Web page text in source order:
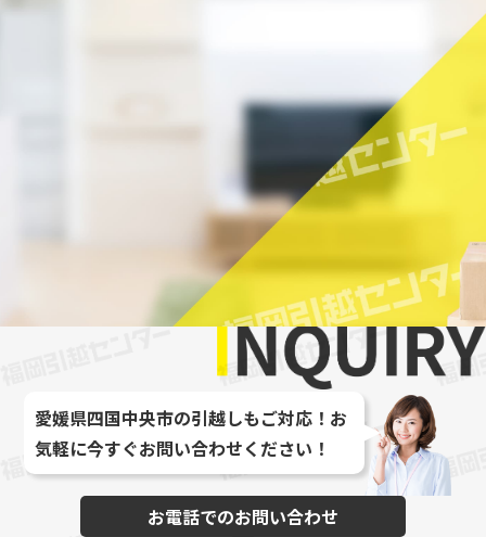
愛媛県四国中央市の引越しもご対応！お
気軽に今すぐお問い合わせください！
お電話でのお問い合わせ